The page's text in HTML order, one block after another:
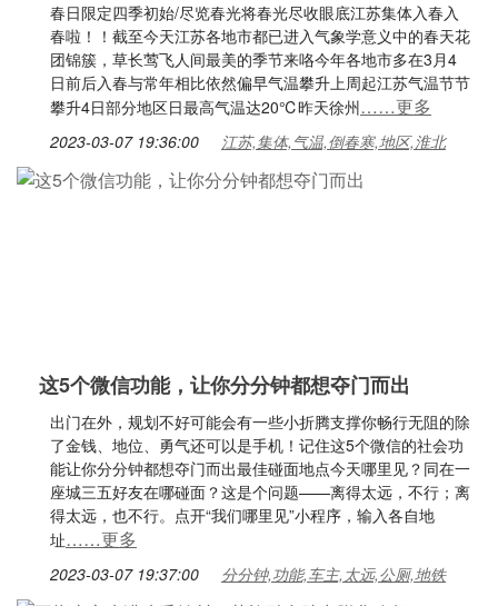
春日限定四季初始/尽览春光将春光尽收眼底江苏集体入春入
春啦！！截至今天江苏各地市都已进入气象学意义中的春天花
团锦簇，草长莺飞人间最美的季节来咯今年各地市多在3月4
日前后入春与常年相比依然偏早气温攀升上周起江苏气温节节
攀升4日部分地区日最高气温达20℃昨天徐州……更多
2023-03-07 19:36:00 江苏,集体,气温,倒春寒,地区,淮北
这5个微信功能，让你分分钟都想夺门而出
出门在外，规划不好可能会有一些小折腾支撑你畅行无阻的除
了金钱、地位、勇气还可以是手机！记住这5个微信的社会功
能让你分分钟都想夺门而出最佳碰面地点今天哪里见？同在一
座城三五好友在哪碰面？这是个问题——离得太远，不行；离
得太远，也不行。点开“我们哪里见”小程序，输入各自地
址……更多
2023-03-07 19:37:00 分分钟,功能,车主,太远,公厕,地铁